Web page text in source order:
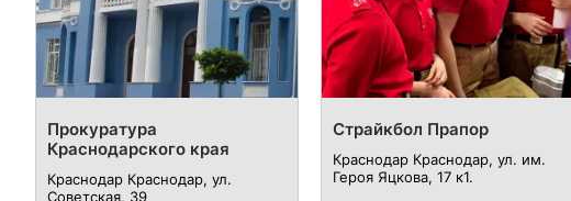
Прокуратура
Краснодарского края
Краснодар Краснодар, ул.
Советская, 39
Страйкбол Прапор
Краснодар Краснодар, ул. им.
Героя Яцкова, 17 к1.